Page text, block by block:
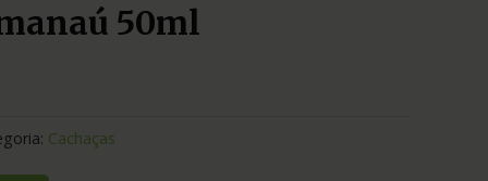
50ml
Cachaças